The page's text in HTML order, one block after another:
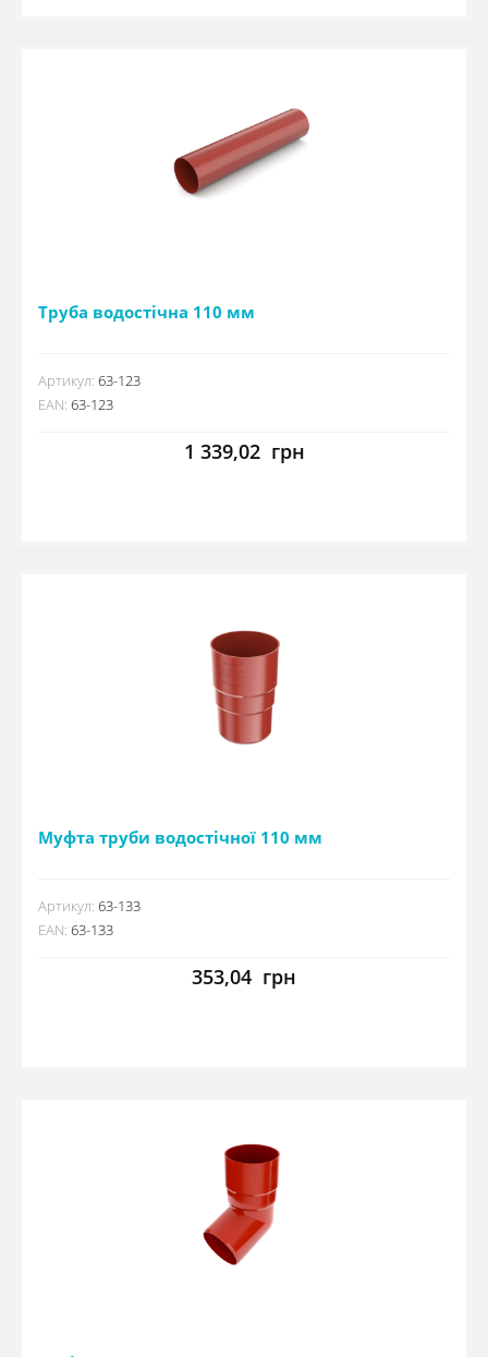
Труба водостічна 110 мм
Артикул: 63-123
EAN: 63-123
1 339,02грн
Муфта труби водостічної 110 мм
Артикул: 63-133
EAN: 63-133
353,04 грн